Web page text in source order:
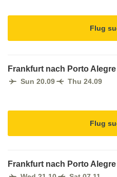
Flug
Frankfurt nach Porto Alegre
Sun 20.09 Thu 24.09
Flug
Frankfurt nach Porto Alegre